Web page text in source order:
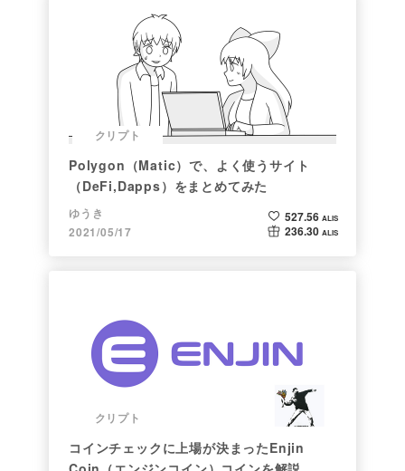
クリプト
Polygon（Matic）で、よく使うサイト
（DeFi,Dapps）をまとめてみた
ゆうき
2021/05/17
527.56 ALIS
236.30 ALIS
クリプト
コインチェックに上場が決まったEnjin